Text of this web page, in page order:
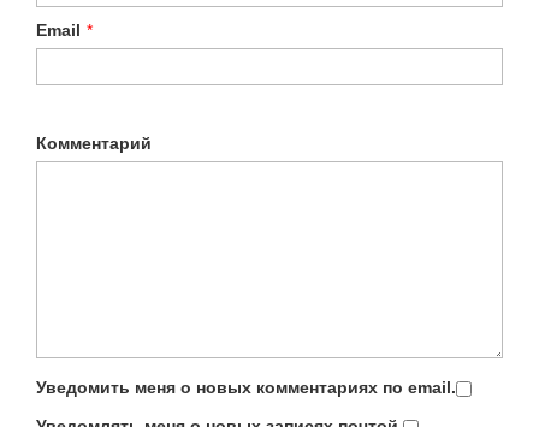
Email *
Комментарий
Уведомить меня о новых комментариях по email.